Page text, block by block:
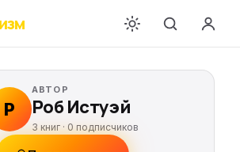
изм
Р
АВТОР
Роб Истуэй
3 книг · 0 подписчиков